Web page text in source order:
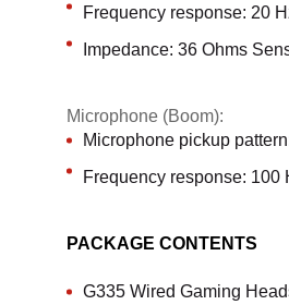
Frequency response: 20
Impedance: 36 Ohms
Microphone (Boom):
Microphone pickup
Frequency response: 100
PACKAGE CONTENTS
G335 Wired Gaming